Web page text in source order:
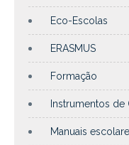
Eco-Escolas
ERASMUS
Formação
Instrumentos de
Manuais